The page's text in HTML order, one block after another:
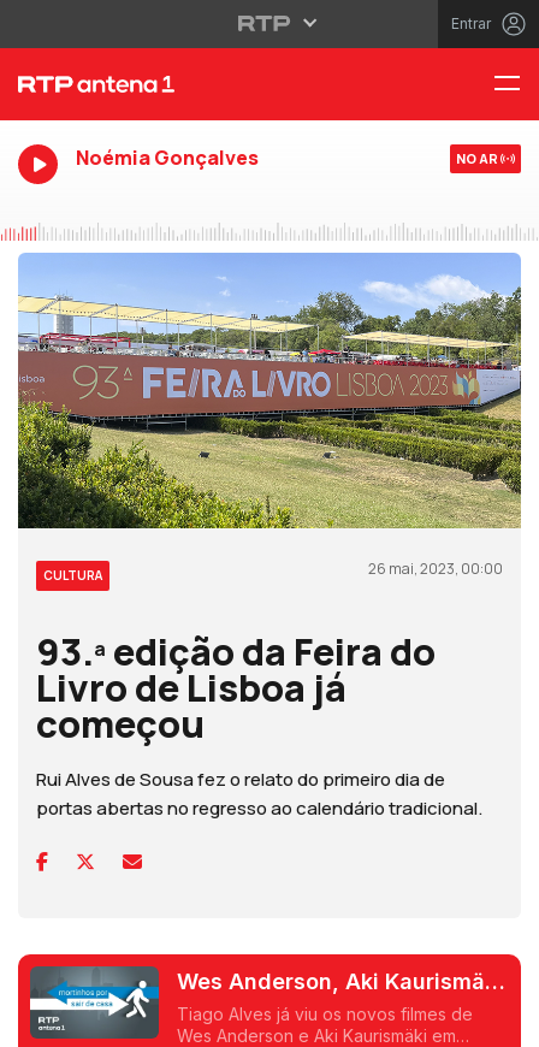
Entrar
Noémia Gonçalves NO AR
CULTURA 26 mai, 2023, 00:00
93.ª edição da Feira do
Livro de Lisboa já
começou
Rui Alves de Sousa fez o relato do primeiro dia de
portas abertas no regresso ao calendário tradicional.
Wes Anderson, Aki Kaurismäki
e a Feira do Livro de Lisboa
Tiago Alves já viu os novos filmes de
Wes Anderson e Aki Kaurismäki em